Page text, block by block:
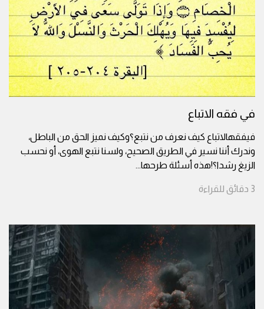
في فقه الاتباع
فيفقهالاتباع كيف نعرف من نتبع؟وكيف نميز الحق من الباطل،
وندرك أننا نسير في الطريق الصحيح، ولسنا نتبع الهوى، أو نحسب
الزيغ رشدا؟!هذه أسئلة طرحها...
3 دقائق للقراءة